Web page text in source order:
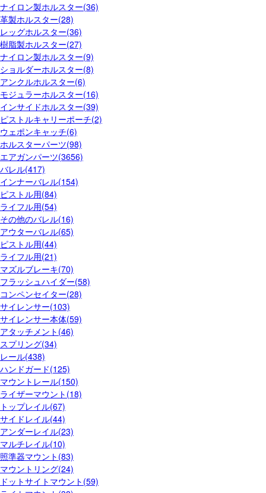
ナイロン製ホルスター(36)
革製ホルスター(28)
レッグホルスター(36)
樹脂製ホルスター(27)
ナイロン製ホルスター(9)
ショルダーホルスター(8)
アンクルホルスター(6)
モジュラーホルスター(16)
インサイドホルスター(39)
ピストルキャリーポーチ(2)
ウェポンキャッチ(6)
ホルスターパーツ(98)
エアガンパーツ(3656)
バレル(417)
インナーバレル(154)
ピストル用(84)
ライフル用(54)
その他のバレル(16)
アウターバレル(65)
ピストル用(44)
ライフル用(21)
マズルブレーキ(70)
フラッシュハイダー(58)
コンペンセイター(28)
サイレンサー(103)
サイレンサー本体(59)
アタッチメント(46)
スプリング(34)
レール(438)
ハンドガード(125)
マウントレール(150)
ライザーマウント(18)
トップレイル(67)
サイドレイル(44)
アンダーレイル(23)
マルチレイル(10)
照準器マウント(83)
マウントリング(24)
ドットサイトマウント(59)